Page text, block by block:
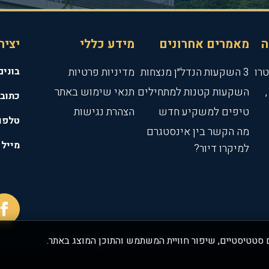
מאמרים אחרונים
3 השקעות הנדל״ן מנצחות
השקעות קטנות למתחילים
טיפים למשקיע חדש
מה הקשר בין אינסטגרם
למיקרו דיור?
מידע כללי
מדיניות פרטיות
תנאי שימוש באתר
הצהרת נגישות
שיפור חוויית המשתמש והתוכן המוצג באתר.